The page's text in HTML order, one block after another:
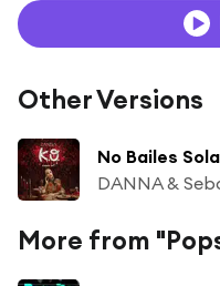
Other Versions
No Bailes Sola
DANNA &
More from